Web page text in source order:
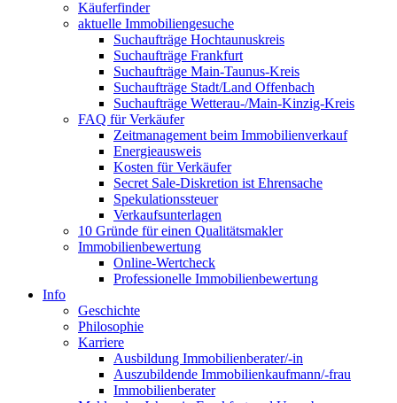
Käuferfinder
aktuelle Immobiliengesuche
Suchaufträge Hochtaunuskreis
Suchaufträge Frankfurt
Suchaufträge Main-Taunus-Kreis
Suchaufträge Stadt/Land Offenbach
Suchaufträge Wetterau-/Main-Kinzig-Kreis
FAQ für Verkäufer
Zeitmanagement beim Immobilienverkauf
Energieausweis
Kosten für Verkäufer
Secret Sale-Diskretion ist Ehrensache
Spekulationssteuer
Verkaufsunterlagen
10 Gründe für einen Qualitätsmakler
Immobilienbewertung
Online-Wertcheck
Professionelle Immobilienbewertung
Info
Geschichte
Philosophie
Karriere
Ausbildung Immobilienberater/-in
Auszubildende Immobilienkaufmann/-frau
Immobilienberater